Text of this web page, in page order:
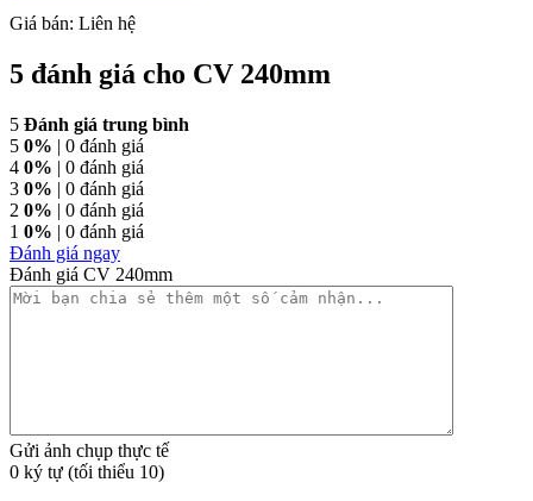
Giá bán: Liên hệ
5 đánh giá cho CV 240mm
5 Đánh giá trung bình
5 0% | 0 đánh giá
4 0% | 0 đánh giá
3 0% | 0 đánh giá
2 0% | 0 đánh giá
1 0% | 0 đánh giá
Đánh giá ngay
Đánh giá CV 240mm
Gửi ảnh chụp thực tế
0 ký tự (tối thiểu 10)